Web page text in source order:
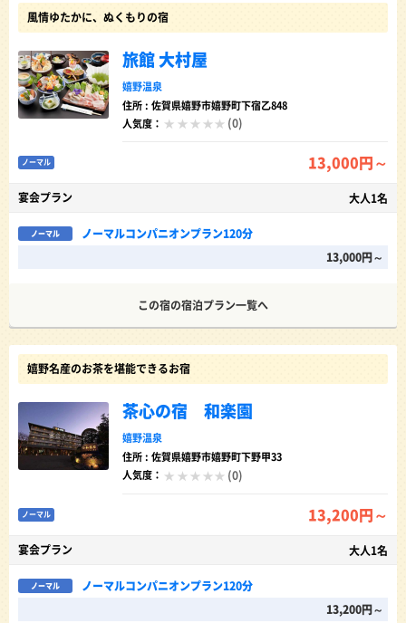
風情ゆたかに、ぬくもりの宿
旅館 大村屋
嬉野温泉
住所 : 佐賀県嬉野市嬉野町下宿乙848
人気度：
(0)
ノーマル 13,000円～
宴会プラン 大人1名
ノーマル
ノーマルコンパニオンプラン120分
13,000円～
この宿の宿泊プラン一覧へ
嬉野名産のお茶を堪能できるお宿
茶心の宿 和楽園
嬉野温泉
住所 : 佐賀県嬉野市嬉野町下野甲33
人気度：
(0)
ノーマル 13,200円～
宴会プラン 大人1名
ノーマル
ノーマルコンパニオンプラン120分
13,200円～